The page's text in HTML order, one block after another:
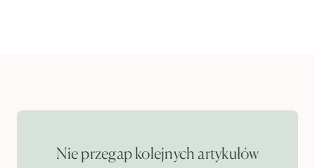
Nie przegap kolejnych artykułów